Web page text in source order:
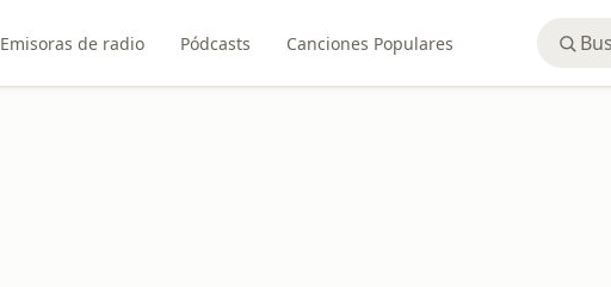
Emisoras de radio Pódcasts Canciones Populares